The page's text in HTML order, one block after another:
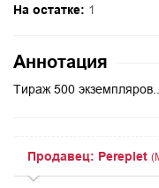
На остатке: 1
Аннотация
Тираж 500 экземпляров....
Продавец: Pereplet